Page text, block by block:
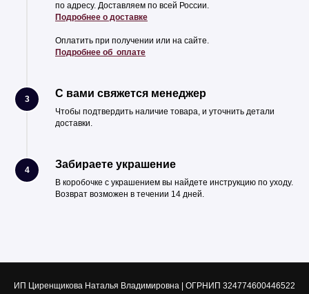
по адресу. Доставляем по всей России.
Подробнее о доставке
Оплатить при получении или на сайте.
Подробнее об оплате
3 С вами свяжется менеджер
Чтобы подтвердить наличие товара, и уточнить детали
доставки.
4 Забираете украшение
В коробочке с украшением вы найдете инструкцию по уходу.
Возврат возможен в течении 14 дней.
ИП Циренщикова Наталья Владимировна | ОГРНИП 324774600446522